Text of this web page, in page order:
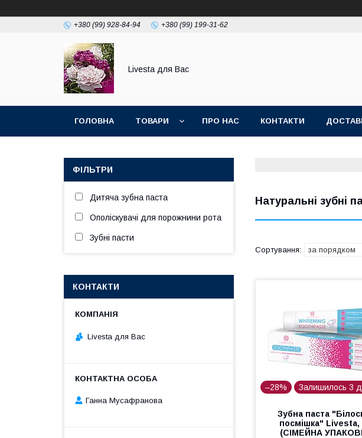
+380 (99) 928-84-94 +380 (99) 199-31-62
Livesta для Вас
ГОЛОВНА ТОВАРИ ПРО НАС КОНТАКТИ
Натуральні зубні
–28% Залишилось 3
Зубна паста
посмішка" Livesta,
(СІМЕЙНА
ФІЛЬТРИ
Дитяча зубна паста
Ополіскувачі для порожнини рота
Зубні пасти
КОНТАКТИ
Livesta для Вас
Ганна Мусафранова